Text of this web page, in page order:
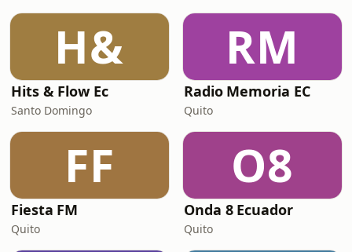
H&
Hits & Flow Ec
Santo Domingo
RM
Radio Memoria EC
Quito
FF
Fiesta FM
Quito
O8
Onda 8 Ecuador
Quito